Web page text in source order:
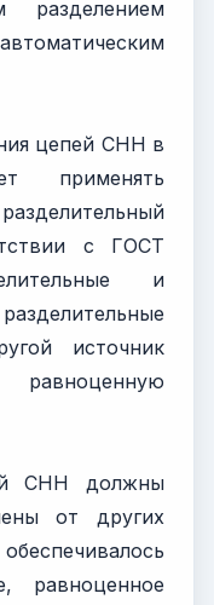
разделением
цепей СНН в
применять
с ГОСТ
и
источник
СНН должны
от других
равноценное